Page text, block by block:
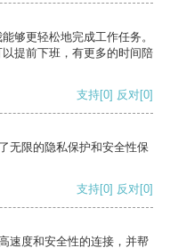
够更轻松地完成工作任务。
提前下班，有更多的时间陪
支持[0] 反对[0]
无限的隐私保护和安全性保
支持[0] 反对[0]
速度和安全性的连接，并帮